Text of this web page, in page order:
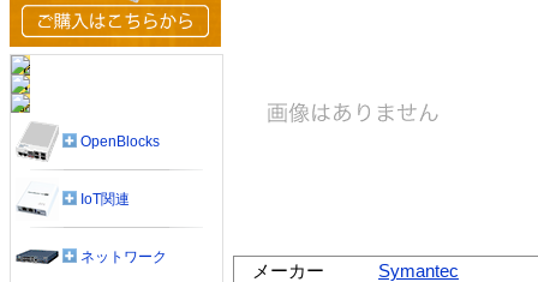
メーカー
Symantec
OpenBlocks
IoT関連
ネットワーク